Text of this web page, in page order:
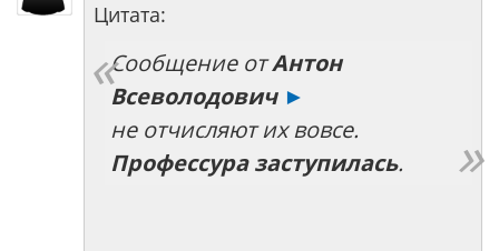
Цитата:
Сообщение отАнтон
Всеволодович ►
не отчисляют их вовсе.
Профессура заступилась.